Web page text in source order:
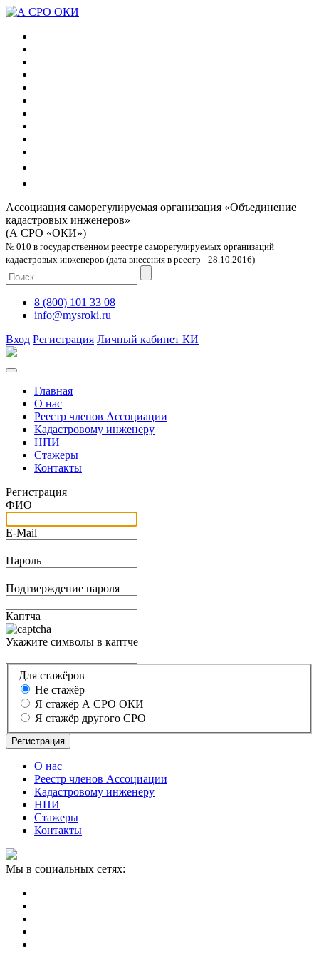
Ассоциация саморегулируемая организация «Объединение
кадастровых инженеров»
(А СРО «ОКИ»)
№ 010 в государственном реестре саморегулируемых организаций
кадастровых инженеров (дата внесения в реестр - 28.10.2016)
8 (800) 101 33 08
info@mysroki.ru
Вход Регистрация Личный кабинет КИ
Главная
О нас
Реестр членов Ассоциации
Кадастровому инженеру
НПИ
Стажеры
Контакты
Регистрация
ФИО
E-Mail
Пароль
Подтверждение пароля
Каптча
Укажите символы в каптче
Для стажёров
Не стажёр
Я стажёр А СРО ОКИ
Я стажёр другого СРО
Регистрация
О нас
Реестр членов Ассоциации
Кадастровому инженеру
НПИ
Стажеры
Контакты
Мы в социальных сетях: